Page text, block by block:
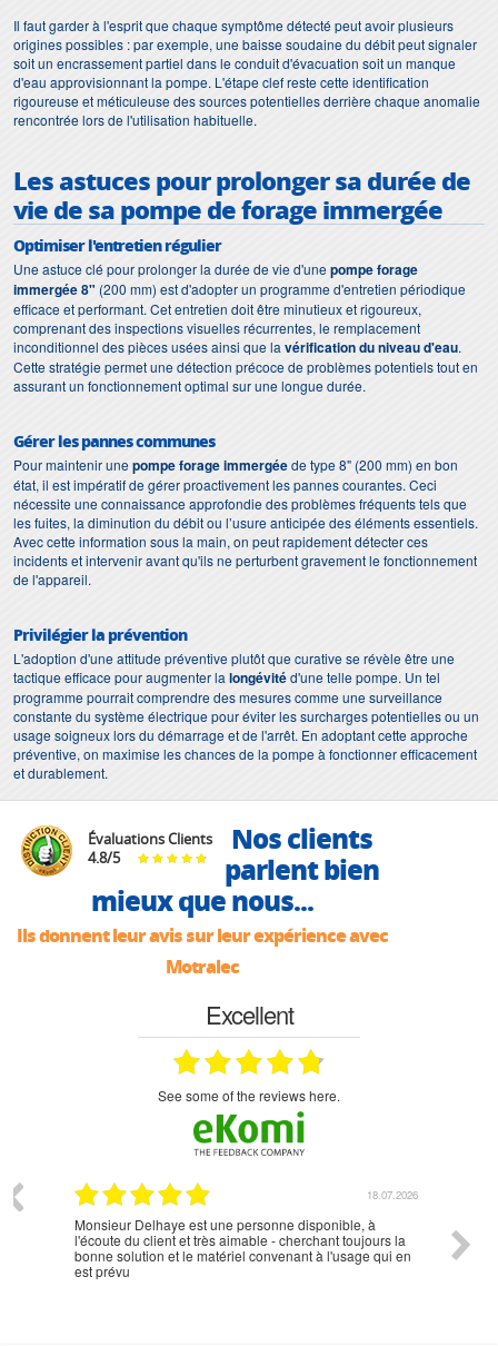
Il faut garder à l'esprit que chaque symptôme détecté peut avoir plusieurs
origines possibles : par exemple, une baisse soudaine du débit peut signaler
soit un encrassement partiel dans le conduit d'évacuation soit un manque
d'eau approvisionnant la pompe. L'étape clef reste cette identification
rigoureuse et méticuleuse des sources potentielles derrière chaque anomalie
rencontrée lors de l'utilisation habituelle.
Les astuces pour prolonger sa durée de
vie de sa pompe de forage immergée
Optimiser l'entretien régulier
Une astuce clé pour prolonger la durée de vie d'unepompe forage
immergée 8" (200 mm) est d'adopter un programme d'entretien périodique
efficace et performant. Cet entretien doit être minutieux et rigoureux,
comprenant des inspections visuelles récurrentes, le remplacement
inconditionnel des pièces usées ainsi que la vérification du niveau d'eau.
Cette stratégie permet une détection précoce de problèmes potentiels tout en
assurant un fonctionnement optimal sur une longue durée.
Gérer les pannes communes
Pour maintenir unepompe forage immergéede type 8" (200 mm) en bon
état, il est impératif de gérer proactivement les pannes courantes. Ceci
nécessite une connaissance approfondie des problèmes fréquents tels que
les fuites, la diminution du débit ou l’usure anticipée des éléments essentiels.
Avec cette information sous la main, on peut rapidement détecter ces
incidents et intervenir avant qu'ils ne perturbent gravement le fonctionnement
de l'appareil.
Privilégier la prévention
L'adoption d'une attitude préventive plutôt que curative se révèle être une
tactique efficace pour augmenter la longévitéd'une telle pompe. Un tel
programme pourrait comprendre des mesures comme une surveillance
constante du système électrique pour éviter les surcharges potentielles ou un
usage soigneux lors du démarrage et de l'arrêt. En adoptant cette approche
préventive, on maximise les chances de la pompe à fonctionner efficacement
et durablement.
Évaluations Clients
4.8/5
Nos clients
parlent bien
mieux que nous...
Ils donnent leur avis sur leur expérience avec
Motralec
Excellent
see some of the reviews here.
18.07.2026
Monsieur Delhaye est une personne disponible, à
l'écoute du client et très aimable - cherchant toujours la
bonne solution et le matériel convenant à l'usage qui en
est prévu